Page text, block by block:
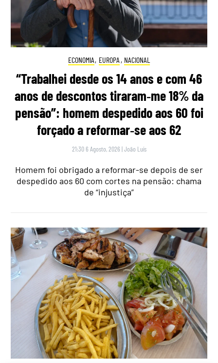
ECONOMIA, EUROPA , NACIONAL
“Trabalhei desde os 14 anos e com 46
anos de descontos tiraram‑me 18% da
pensão”: homem despedido aos 60 foi
forçado a reformar‑se aos 62
21:30 6 Agosto, 2026 |João Luís
Homem foi obrigado a reformar-se depois de ser
despedido aos 60 com cortes na pensão: chama
de “injustiça”